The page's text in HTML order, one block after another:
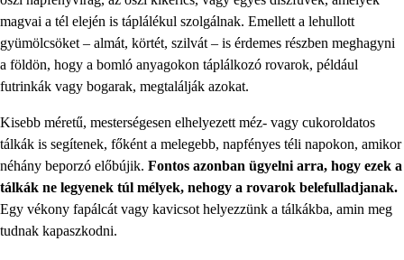
magvai a tél elején is táplálékul szolgálnak. Emellett a lehullott
gyümölcsöket – almát, körtét, szilvát – is érdemes részben meghagyni
a földön, hogy a bomló anyagokon táplálkozó rovarok, például
futrinkák vagy bogarak, megtalálják azokat.
Kisebb méretű, mesterségesen elhelyezett méz- vagy cukoroldatos
tálkák is segítenek, főként a melegebb, napfényes téli napokon, amikor
néhány beporzó előbújik. Fontos azonban ügyelni arra, hogy ezek a
tálkák ne legyenek túl mélyek, nehogy a rovarok belefulladjanak.
Egy vékony fapálcát vagy kavicsot helyezzünk a tálkákba, amin meg
tudnak kapaszkodni.